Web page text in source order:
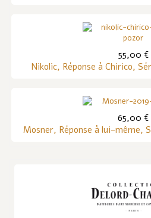
55,00 €
Nikolic, Réponse à Chirico,
65,00 €
Mosner, Réponse à lui-même,